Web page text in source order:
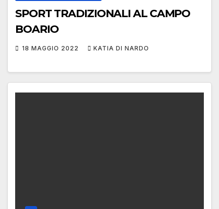
SPORT TRADIZIONALI AL CAMPO
BOARIO
18 MAGGIO 2022 KATIA DI NARDO